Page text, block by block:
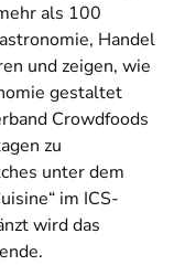
als 100
Handel
und zeigen, wie
gestaltet
Crowdfoods
zu
unter dem
im ICS-
wird das